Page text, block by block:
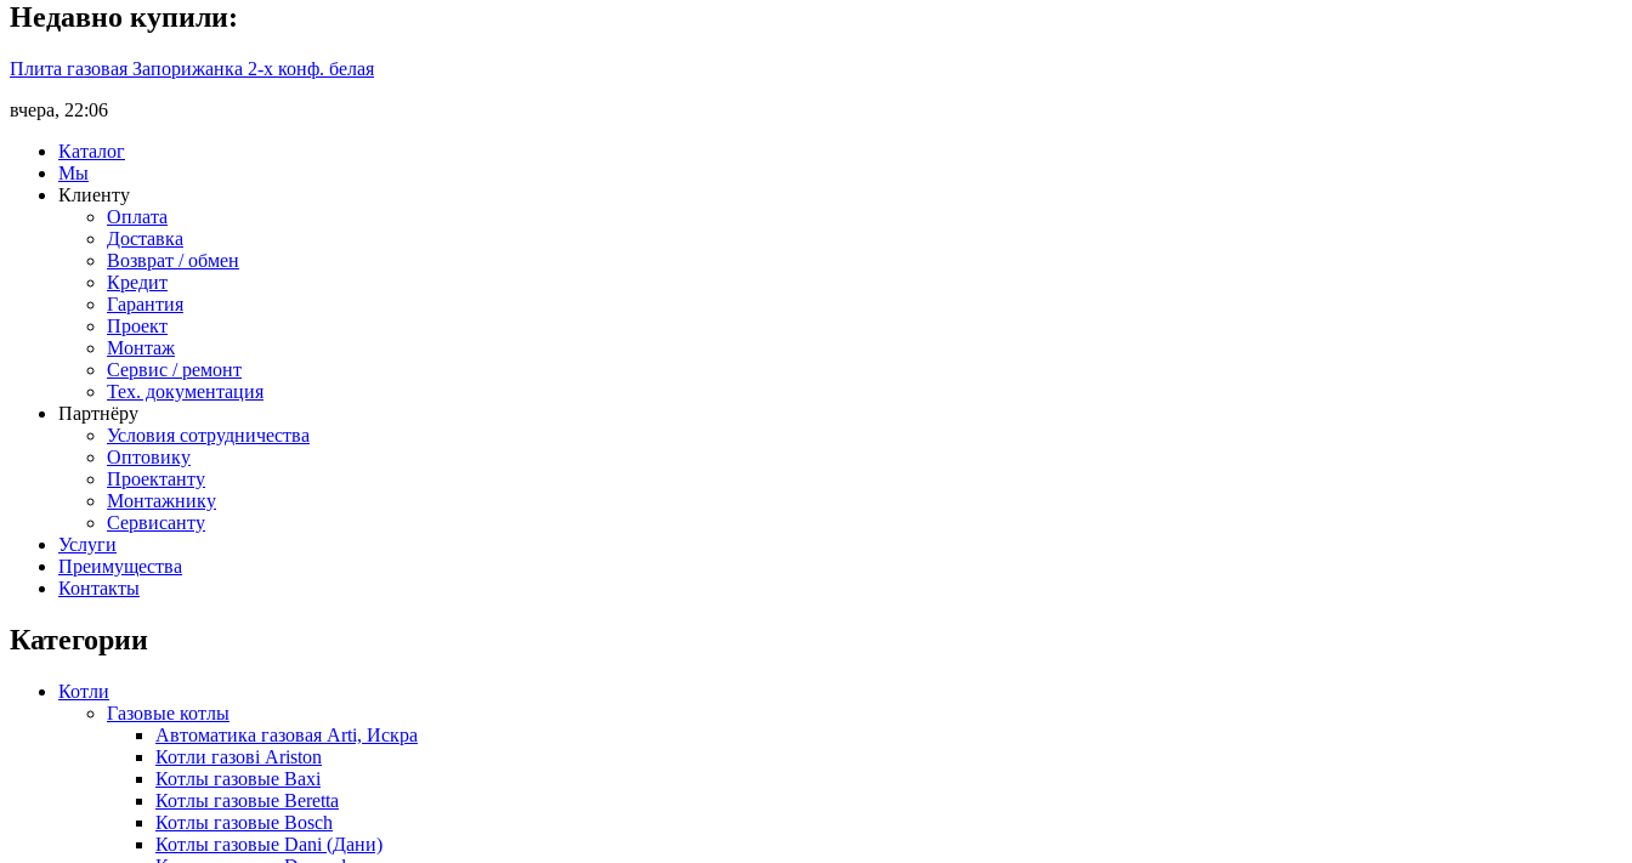
Недавно купили:
Плита газовая Запорижанка 2-х конф. белая
вчера, 22:06
Каталог
Мы
Клиенту
Оплата
Доставка
Возврат / обмен
Кредит
Гарантия
Проект
Монтаж
Сервис / ремонт
Тех. документация
Партнёру
Условия сотрудничества
Оптовику
Проектанту
Монтажнику
Сервисанту
Услуги
Преимущества
Контакты
Категории
Котли
Газовые котлы
Автоматика газовая Arti, Искра
Котли газові Ariston
Котлы газовые Baxi
Котлы газовые Beretta
Котлы газовые Bosch
Котлы газовые Dani (Дани)